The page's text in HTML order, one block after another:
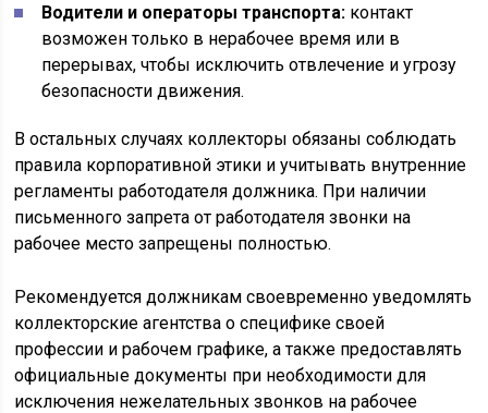
Водители и операторы транспорта: контакт
возможен только в нерабочее время или в
перерывах, чтобы исключить отвлечение и угрозу
безопасности движения.
В остальных случаях коллекторы обязаны соблюдать
правила корпоративной этики и учитывать внутренние
регламенты работодателя должника. При наличии
письменного запрета от работодателя звонки на
рабочее место запрещены полностью.
Рекомендуется должникам своевременно уведомлять
коллекторские агентства о специфике своей
профессии и рабочем графике, а также предоставлять
официальные документы при необходимости для
исключения нежелательных звонков на рабочее